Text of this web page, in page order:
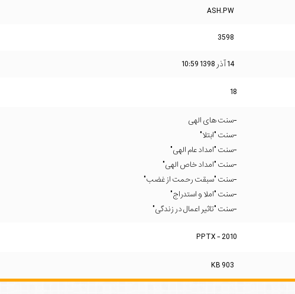
ASH.PW
3598
14 آذر 1398 10:59
18
-سنت های الهی
-سنت "ابتلا"
-سنت "امداد عام الهی"
-سنت "امداد خاص الهی"
-سنت "سبقت رحمت از غضب"
-سنت "املا و استدراج"
-سنت "تاثیر اعمال در زندگی"
PPTX - 2010
903 KB